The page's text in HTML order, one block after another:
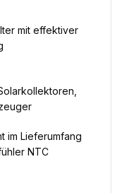
mit effektiver
im Lieferumfang
NTC